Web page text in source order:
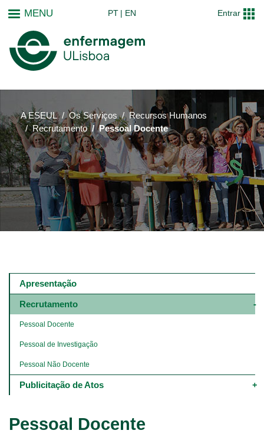
MENU PT EN Entrar
A ESEUL Os Serviços
Recursos Humanos
Recrutamento
Pessoal Docente
Pessoal Docente
Main
navigation
Apresentação
Recrutamento
Pessoal Docente
Pessoal de Investigação
Pessoal Não Docente
Publicitação de Atos